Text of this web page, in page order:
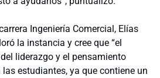
Ingeniería Comercial, Elías
la instancia y cree que “el
liderazgo y el pensamiento
estudiantes, ya que contiene un